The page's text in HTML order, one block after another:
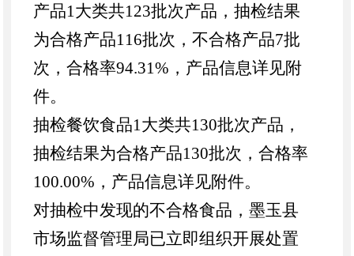
产品1大类共123批次产品，抽检结果
为合格产品116批次，不合格产品7批
次，合格率94.31%，产品信息详见附
件。
抽检餐饮食品1大类共130批次产品，
抽检结果为合格产品130批次，合格率
100.00%，产品信息详见附件。
对抽检中发现的不合格食品，墨玉县
市场监督管理局已立即组织开展处置